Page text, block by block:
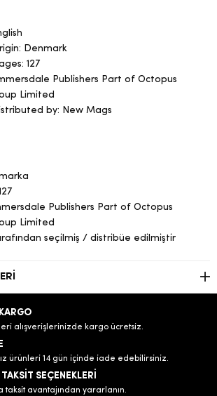
Denmark
127
Publishers Part of Octopus
Limited
by: New Mags
Publishers Part of Octopus
Limited
seçilmiş / distribüe edilmiştir
alışverişlerinizde kargo ücretsiz.
ürünleri 14 gün içinde iade edebilirsiniz.
SEÇENEKLERİ
taksit avantajından yararlanın.